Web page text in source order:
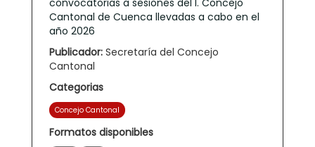
Cantonal de Cuenca llevadas a cabo en el
año 2026
Publicador: Secretaría del Concejo
Cantonal
Categorias
Concejo Cantonal
Formatos disponibles